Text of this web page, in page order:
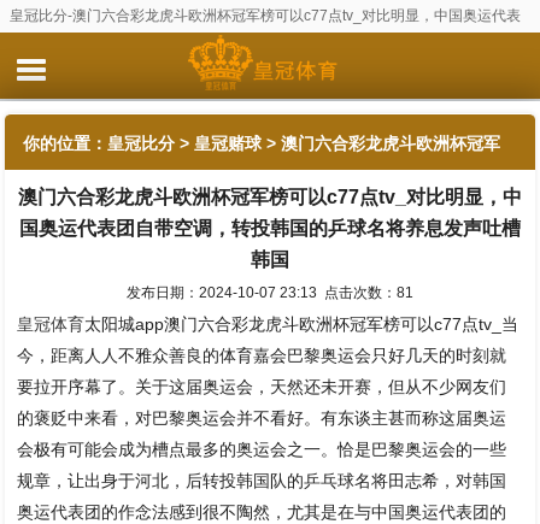
皇冠比分-澳门六合彩龙虎斗欧洲杯冠军榜可以c77点tv_对比明显，中国奥运代表
团自带空调，转投韩国的乒球名将养息发声吐槽韩国
你的位置： 皇冠比分 > 皇冠赌球 > 澳门六合彩龙虎斗欧洲杯冠军
榜可以c77点tv_对比明显，中国奥运代表团自带空调，转投韩国的
澳门六合彩龙虎斗欧洲杯冠军榜可以c77点tv_对比明显，中
国奥运代表团自带空调，转投韩国的乒球名将养息发声吐槽
韩国
发布日期：2024-10-07 23:13 点击次数：81
皇冠体育太阳城app澳门六合彩龙虎斗欧洲杯冠军榜可以c77点tv_当
今，距离人人不雅众善良的体育嘉会巴黎奥运会只好几天的时刻就
要拉开序幕了。关于这届奥运会，天然还未开赛，但从不少网友们
的褒贬中来看，对巴黎奥运会并不看好。有东谈主甚而称这届奥运
会极有可能会成为槽点最多的奥运会之一。恰是巴黎奥运会的一些
规章，让出身于河北，后转投韩国队的乒乓球名将田志希，对韩国
奥运代表团的作念法感到很不陶然，尤其是在与中国奥运代表团的